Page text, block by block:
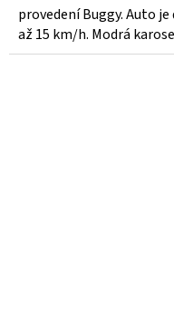
provedení Buggy. Auto
až 15 km/h. Modrá